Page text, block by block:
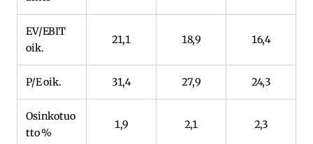
EV/EBIT
oik.
21,1 18,9 16,4
P/E oik. 31,4 27,9 24,3
Osinkotuo
tto %
1,9 2,1 2,3